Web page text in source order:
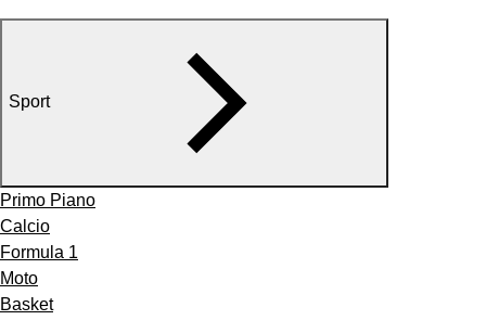
Sport
Primo Piano
Calcio
Formula 1
Moto
Basket